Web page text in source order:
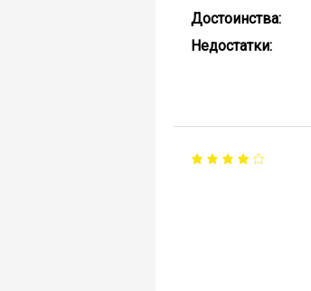
Достоинства:
Недостатки: